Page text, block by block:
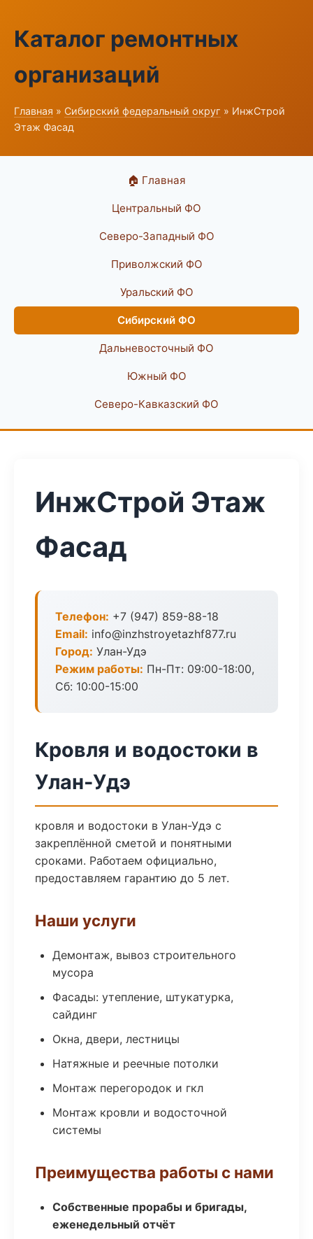
Каталог ремонтных
организаций
Главная » Сибирский федеральный округ » ИнжСтрой
Этаж Фасад
🏠 Главная
Центральный ФО
Северо-Западный ФО
Приволжский ФО
Уральский ФО
Сибирский ФО
Дальневосточный ФО
Южный ФО
Северо-Кавказский ФО
ИнжСтрой Этаж
Фасад
Телефон: +7 (947) 859-88-18
Email: info@inzhstroyetazhf877.ru
Город: Улан-Удэ
Режим работы: Пн-Пт: 09:00-18:00,
Сб: 10:00-15:00
Кровля и водостоки в
Улан-Удэ
кровля и водостоки в Улан-Удэ с
закреплённой сметой и понятными
сроками. Работаем официально,
предоставляем гарантию до 5 лет.
Наши услуги
Демонтаж, вывоз строительного
мусора
Фасады: утепление, штукатурка,
сайдинг
Окна, двери, лестницы
Натяжные и реечные потолки
Монтаж перегородок и гкл
Монтаж кровли и водосточной
системы
Преимущества работы с нами
Собственные прорабы и бригады,
еженедельный отчёт